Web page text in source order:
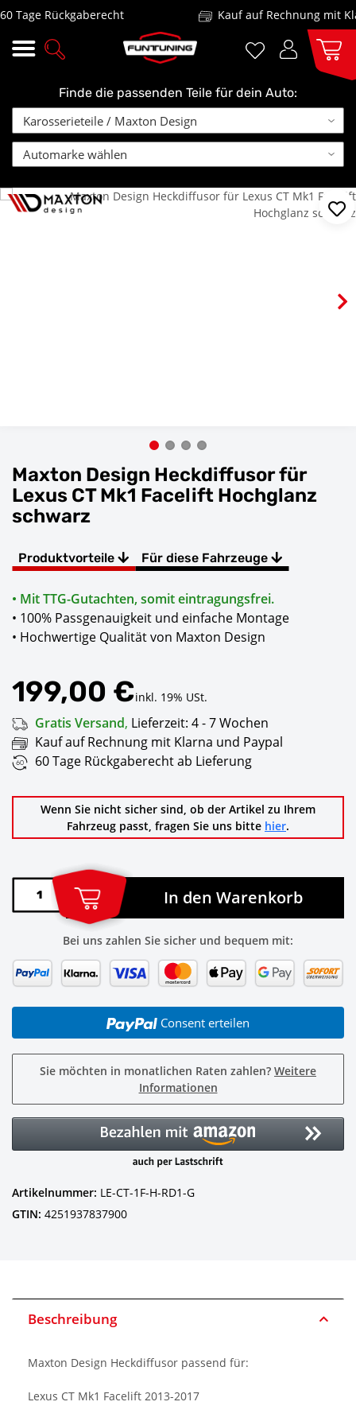
Rückgaberecht Kauf auf Rechnung mit
Finde die passenden Teile für dein Auto:
Maxton Design Heckdiffusor für
Lexus CT Mk1 Facelift Hochglanz
schwarz
Produktvorteile Für diese Fahrzeuge
• Mit TTG-Gutachten, somit eintragungsfrei.
• 100% Passgenauigkeit und einfache Montage
• Hochwertige Qualität von Maxton Design
199,00 €inkl. 19% USt.
Gratis Versand, Lieferzeit: 4 - 7 Wochen
Kauf auf Rechnung mit Klarna und Paypal
60 Tage Rückgaberecht ab Lieferung
Wenn Sie nicht sicher sind, ob der Artikel zu Ihrem
Fahrzeug passt, fragen Sie uns bitte hier.
In den Warenkorb
Bei uns zahlen Sie sicher und bequem mit:
Consent erteilen
Sie möchten in monatlichen Raten zahlen? Weitere
Informationen
Artikelnummer: LE-CT-1F-H-RD1-G
GTIN: 4251937837900
Beschreibung
Maxton Design Heckdiffusor passend für:
Lexus CT Mk1 Facelift 2013-2017